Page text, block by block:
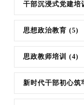
干部沉浸式党建培
思想政治教育 (5)
思政教师培训 (4)
新时代干部初心筑